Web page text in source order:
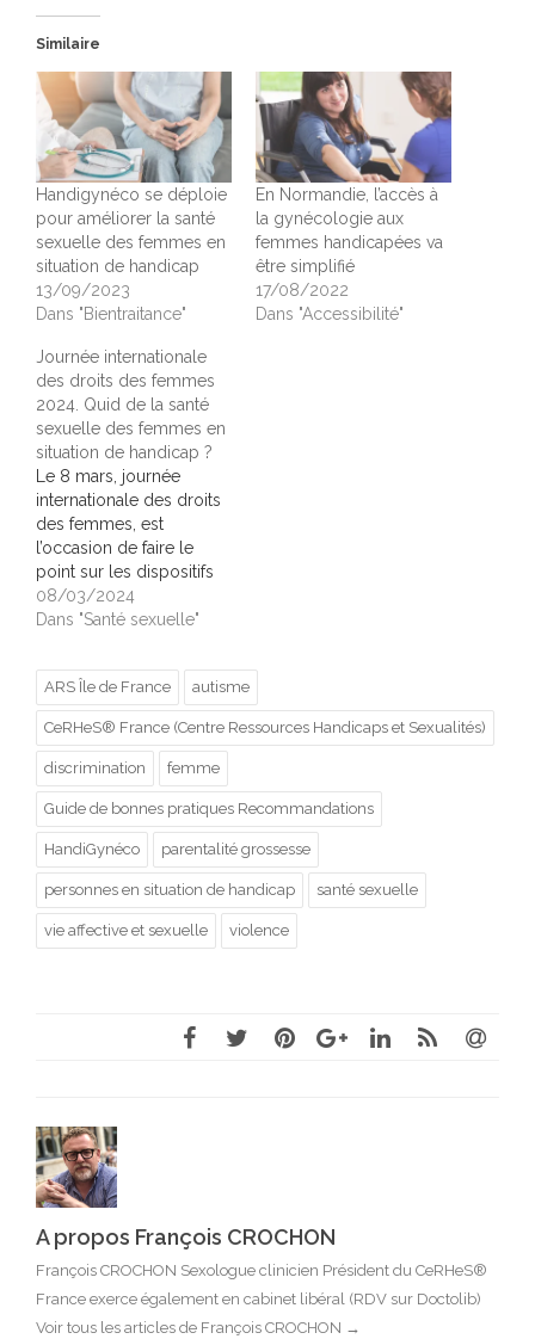
Similaire
Handigynéco se déploie
pour améliorer la santé
sexuelle des femmes en
situation de handicap
13/09/2023
Dans "Bientraitance"
En Normandie, l’accès à
la gynécologie aux
femmes handicapées va
être simplifié
17/08/2022
Dans "Accessibilité"
Journée internationale
des droits des femmes
2024. Quid de la santé
sexuelle des femmes en
situation de handicap ?
Le 8 mars, journée
internationale des droits
des femmes, est
l’occasion de faire le
point sur les dispositifs
et les avancées
permettant de mieux
besoins et les attentes
des femmes en situation
de handicap. C’est
également l’occasion de
continuer à s’interroger
sur la situation des
femmes…
08/03/2024
Dans "Santé sexuelle"
ARS Île de France autisme
CeRHeS® France (Centre Ressources Handicaps et Sexualités)
discrimination femme
Guide de bonnes pratiques Recommandations
HandiGynéco parentalité grossesse
personnes en situation de handicap santé sexuelle
vie affective et sexuelle violence
A propos François CROCHON
François CROCHON Sexologue clinicien Président du CeRHeS®
France exerce également en cabinet libéral (RDV sur Doctolib)
Voir tous les articles de François CROCHON →